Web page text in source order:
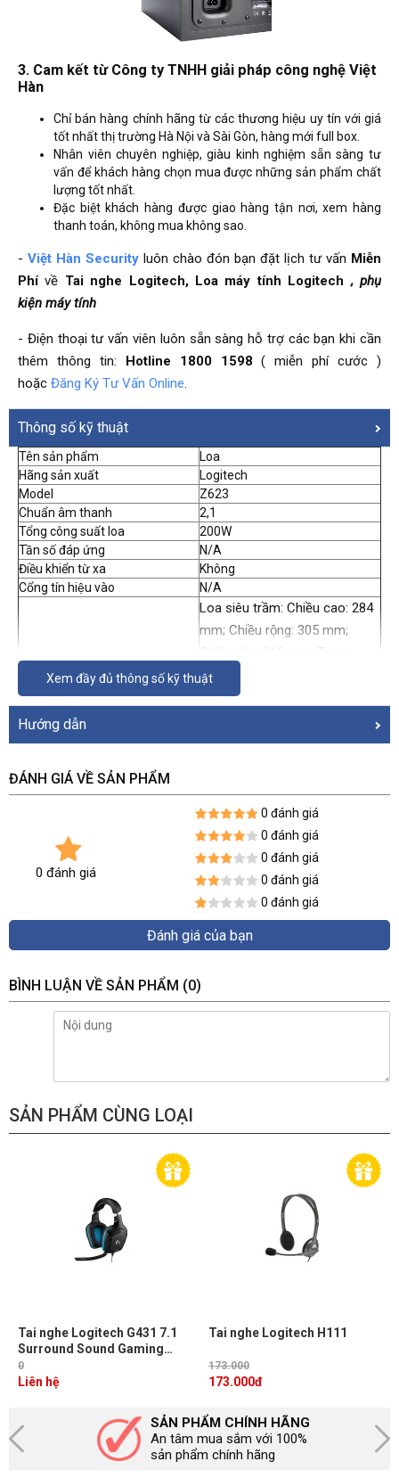
3. Cam kết từ Công ty TNHH giải pháp công nghệ Việt
Hàn
Chỉ bán hàng chính hãng từ các thương hiệu uy tín với giá
tốt nhất thị trường Hà Nội và Sài Gòn, hàng mới full box.
Nhân viên chuyên nghiệp, giàu kinh nghiệm sẵn sàng tư
vấn để khách hàng chọn mua được những sản phẩm chất
lượng tốt nhất.
Đặc biệt khách hàng được giao hàng tận nơi, xem hàng
thanh toán, không mua không sao.
- Việt Hàn Security luôn chào đón bạn đặt lịch tư vấn Miễn
Phívề Tai nghe Logitech, Loa máy tính Logitech , phụ
kiện máy tính
- Điện thoại tư vấn viên luôn sẵn sàng hỗ trợ các bạn khi cần
thêm thông tin: Hotline 1800 1598 ( miễn phí cước )
hoặc Đăng Ký Tư Vấn Online.
Thông số kỹ thuật
Tên sản phẩm
Loa
Hãng sản xuất
Logitech
Model
Z623
Chuẩn âm thanh
2,1
Tổng công suất loa
200W
Tần số đáp ứng
N/A
Điều khiển từ xa
Không
Cổng tín hiệu vào
N/A
Kích thước
Loa siêu trầm: Chiều cao: 284
mm; Chiều rộng: 305 mm;
Chiều dày: 266 mm; Trọng
lượng: 7000 g
Loa vệ tinh: Chiều cao: 196
Chiều dày: 126 mm; Trọng
Xem đầy đủ thông số kỹ thuật
Hướng dẫn
ĐÁNH GIÁ VỀ SẢN PHẨM
0 đánh giá
0 đánh giá
0 đánh giá
0 đánh giá
0 đánh giá
0 đánh giá
Đánh giá của bạn
BÌNH LUẬN VỀ SẢN PHẨM (0)
SẢN PHẨM CÙNG LOẠI
Tai nghe Logitech G431 7.1
Surround Sound Gaming
Headset
0
Liên hệ
Tai nghe Logitech H111
173.000
173.000đ
SẢN PHẨM CHÍNH HÃNG
An tâm mua sắm với 100%
sản phẩm chính hãng